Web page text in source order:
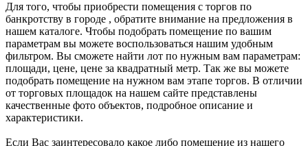
Для того, чтобы приобрести помещения с торгов по
банкротству в городе , обратите внимание на предложения в
нашем каталоге. Чтобы подобрать помещение по вашим
параметрам вы можете воспользоваться нашим удобным
фильтром. Вы сможете найти лот по нужным вам параметрам:
площади, цене, цене за квадратный метр. Так же вы можете
подобрать помещение на нужном вам этапе торгов. В отличии
от торговых площадок на нашем сайте представлены
качественные фото объектов, подробное описание и
характеристики.
Если Вас заинтересовало какое либо помещение из нашего